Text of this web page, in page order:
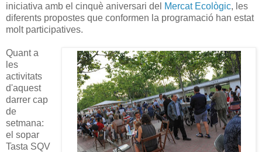
iniciativa amb el cinquè aniversari del Mercat Ecològic, les
diferents propostes que conformen la programació han estat
molt participatives.
Quant a
les
activitats
d'aquest
darrer cap
de
setmana:
el sopar
Tasta SQV